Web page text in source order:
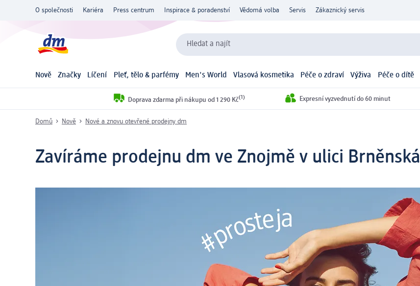
O společnosti Kariéra Press centrum Inspirace & poradenství Vědomá volba Servis Zákaznický servis
Hledat a najít
Nově Značky Líčení Pleť, tělo & parfémy Men's World Vlasová kosmetika Péče o zdraví Výživa Péče o dítě
Doprava zdarma při nákupu od 1 290 Kč(1) Expresní vyzvednutí do 60 minut
Domů Nově Nové a znovu otevřené prodejny dm
Zavíráme prodejnu dm ve Znojmě v ulici Brněnská